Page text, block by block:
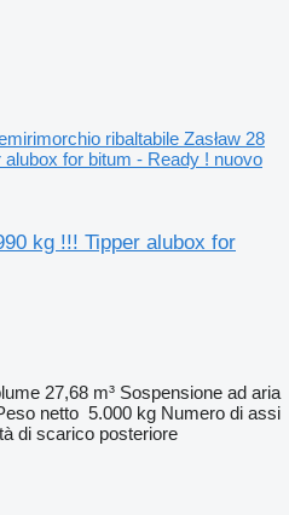
ribaltabile Zasław 28
alubox for bitum - Ready ! nuovo
kg !!! Tipper alubox for
27,68 m³ Sospensione ad aria
netto 5.000 kg Numero di assi
di scarico posteriore